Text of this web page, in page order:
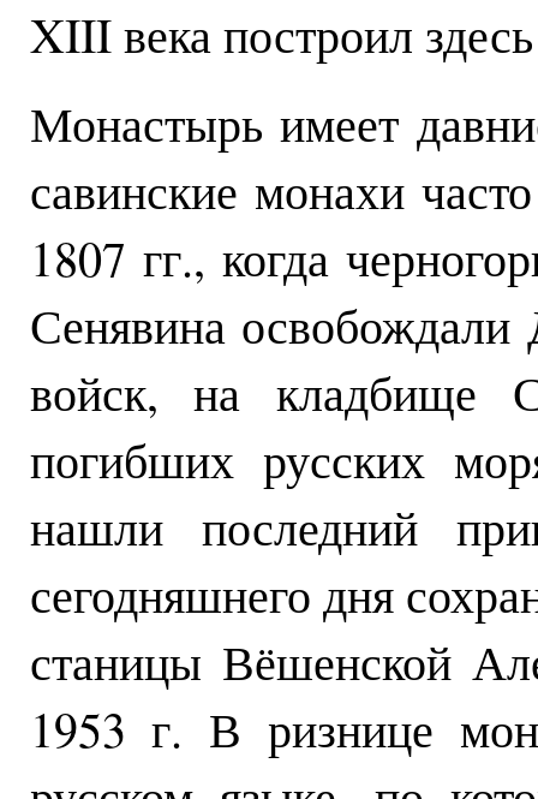
XIII века построил
Монастырь имеет
савинские монахи
1807 гг., когда
Сенявина
войск, на кладбище
погибших русских
нашли последний
сегодняшнего дня
станицы Вёшенской
1953 г. В ризнице